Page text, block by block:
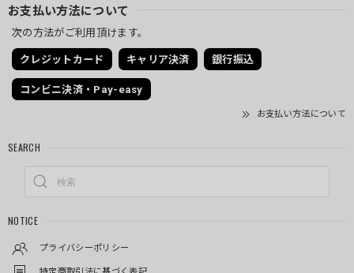
お支払い方法について
次の方法がご利用頂けます。
クレジットカード キャリア決済 銀行振込
コンビニ決済・Pay-easy
お支払い方法について
SEARCH
NOTICE
プライバシーポリシー